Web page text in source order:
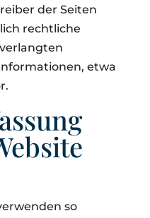
der Seiten
rechtliche
etwa
so